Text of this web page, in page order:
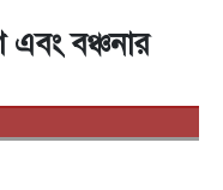
বঞ্চনার